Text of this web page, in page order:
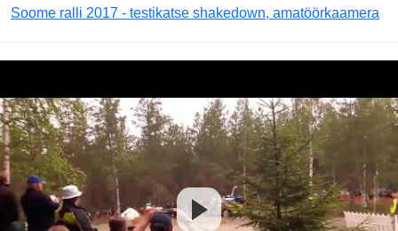
Soome ralli 2017 - testikatse shakedown, amatöörkaamera